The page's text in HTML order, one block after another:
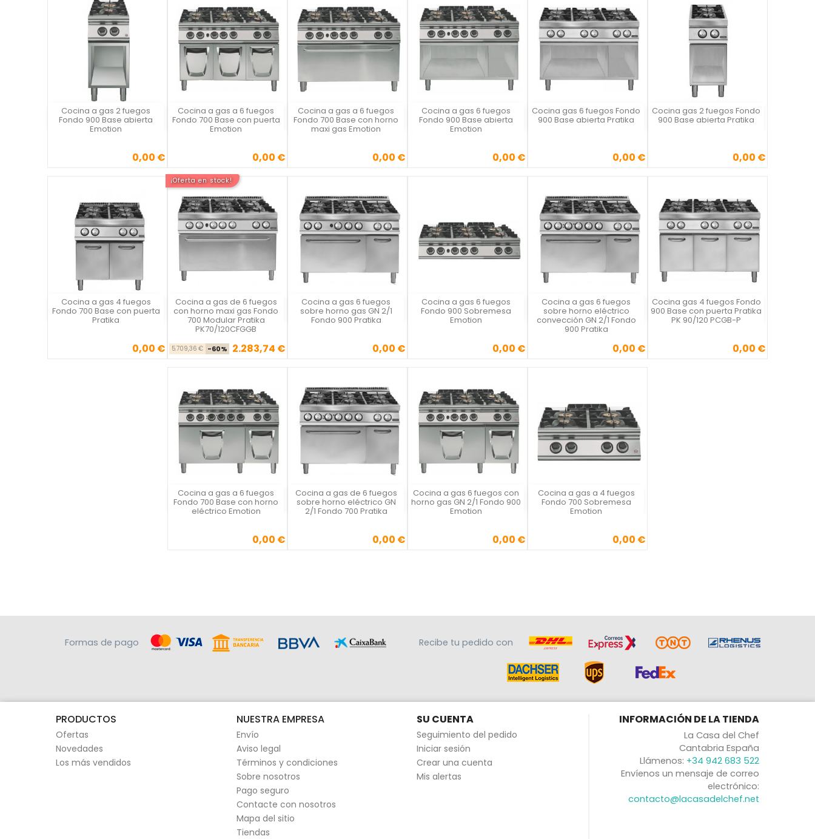
Cocina a gas 2 fuegos
Fondo 900 Base abierta
Emotion
Precio0,00 €

Vista rápida Cocina a gas a 6 fuegos
Fondo 700 Base con puerta
Emotion
Precio0,00 €

Vista rápida Cocina a gas a 6 fuegos
Fondo 700 Base con horno
maxi gas Emotion
Precio0,00 €

Vista rápida Cocina a gas 6 fuegos
Fondo 900 Base abierta
Emotion
Precio0,00 €

Vista rápida Cocina gas 6 fuegos Fondo
900 Base abierta Pratika
Precio0,00 €

Vista rápida Cocina gas 2 fuegos Fondo
900 Base abierta Pratika
Precio0,00 €

Vista rápida
Cocina a gas 4 fuegos
Fondo 700 Base con puerta
Pratika
Precio0,00 €

Vista rápida
¡Oferta en stock!
Cocina a gas de 6 fuegos
con horno maxi gas Fondo
700 Modular Pratika
PK70/120CFGGB
Precio base
5.709,36 € -60% Precio
2.283,74 €

Vista rápida Cocina a gas 6 fuegos
sobre horno gas GN 2/1
Fondo 900 Pratika
Precio0,00 €

Vista rápida Cocina a gas 6 fuegos
Fondo 900 Sobremesa
Emotion
Precio0,00 €

Vista rápida Cocina a gas 6 fuegos
sobre horno eléctrico
convección GN 2/1 Fondo
900 Pratika
Precio0,00 €

Vista rápida Cocina gas 4 fuegos Fondo
900 Base con puerta Pratika
PK 90/120 PCGB-P
Precio0,00 €

Vista rápida
Cocina a gas a 6 fuegos
Fondo 700 Base con horno
eléctrico Emotion
Precio0,00 €

Vista rápida Cocina a gas de 6 fuegos
sobre horno eléctrico GN
2/1 Fondo 700 Pratika
Precio0,00 €

Vista rápida Cocina a gas 6 fuegos con
horno gas GN 2/1 Fondo 900
Emotion
Precio0,00 €

Vista rápida Cocina a gas a 4 fuegos
Fondo 700 Sobremesa
Emotion
Precio0,00 €

Vista rápida
Formas de pago Recibe tu pedido con
PRODUCTOS
Ofertas
Novedades
Los más vendidos
NUESTRA EMPRESA
Envío
Aviso legal
Términos y condiciones
Sobre nosotros
Pago seguro
Contacte con nosotros
Mapa del sitio
Tiendas
SU CUENTA
Seguimiento del pedido
Iniciar sesión
Crear una cuenta
Mis alertas
INFORMACIÓN DE LA TIENDA
La Casa del Chef
Cantabria España
Llámenos: +34 942 683 522
Envíenos un mensaje de correo
electrónico:
contacto@lacasadelchef.net